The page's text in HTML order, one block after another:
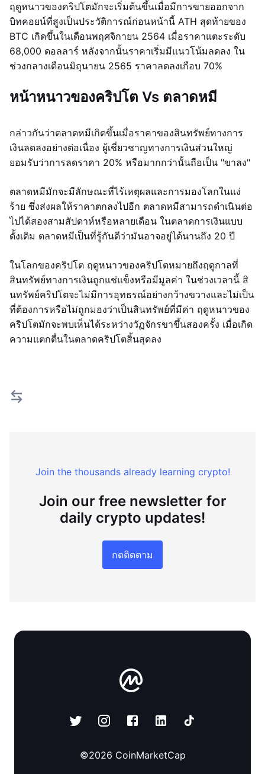
ฤดูหนาวของคริปโตมักจะเริ่มต้นขึ้นเมื่อมีการขายออกจาก
บิทคอยน์ที่สูงเป็นประวัติการณ์ก่อนหน้านี้ ATH สุดท้ายของ
BTC เกิดขึ้นในเดือนพฤศจิกายน 2564 เมื่อราคาแตะระดับ
68,000 ดอลลาร์ หลังจากนั้นราคาเริ่มมีแนวโน้มลดลง ใน
ช่วงกลางเดือนมิถุนายน 2565 ราคาลดลงเกือบ 70%
หน้าหนาวของคริปโต Vs ตลาดหมี
กล่าวกันว่าตลาดหมีเกิดขึ้นเมื่อราคาของสินทรัพย์ทางการ
เงินลดลงอย่างต่อเนื่อง ผู้เชี่ยวชาญทางการเงินส่วนใหญ่
ยอมรับว่าการลดราคา 20% หรือมากกว่านั้นถือเป็น "ขาลง"
ตลาดหมีมักจะมีลักษณะที่ไร้เหตุผลและการมองโลกในแง่
ร้าย ซึ่งส่งผลให้ราคาตกลงไปอีก ตลาดหมีสามารถดำเนินต่อ
ไปได้สองสามสัปดาห์หรือหลายเดือน ในตลาดการเงินแบบ
ดั้งเดิม ตลาดหมีเป็นที่รู้กันดีว่ามันอาจอยู่ได้นานถึง 20 ปี
ในโลกของคริปโต ฤดูหนาวของคริปโตหมายถึงฤดูกาลที่
สินทรัพย์ทางการเงินถูกแช่แข็งหรือมีมูลค่า ในช่วงเวลานี้ สิ
นทรัพย์คริปโตจะไม่มีการอุทธรณ์อย่างกว้างขวางและไม่เป็น
ที่ต้องการหรือไม่ถูกมองว่าเป็นสินทรัพย์ที่มีค่า ฤดูหนาวของ
คริปโตมักจะพบเห็นได้ระหว่างวัฏจักรขาขึ้นสองครั้ง เมื่อเกิด
ความแตกตื่นในตลาดคริปโตสิ้นสุดลง
Join the thousands already learning crypto!
Join our free newsletter for
daily crypto updates!
กดติดตาม
©2026 CoinMarketCap